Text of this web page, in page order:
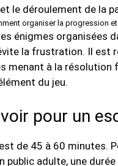
organiser la progression
énigmes organisées
la frustration. Il est
menant à la résolution
du jeu.
pour un
est de 45 à 60 minutes.
adulte, une